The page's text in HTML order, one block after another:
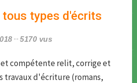
types d'écrits
5170 vus
compétente relit, corrige et
travaux d'écriture (romans,